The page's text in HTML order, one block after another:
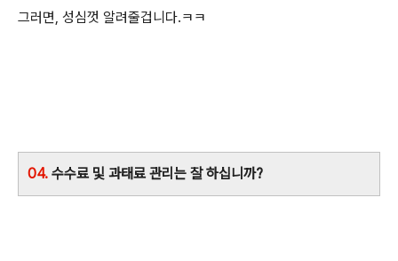
그러면, 성심껏 알려줄겁니다.ㅋㅋ
04. 수수료 및 과태료 관리는 잘 하십니까?